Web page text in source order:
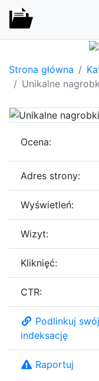
Strona główna
Unikalne
Ocena:
Adres strony:
Wyświetleń:
Wizyt:
Kliknięć:
CTR:
Podlinkuj
indeksację
Raportuj